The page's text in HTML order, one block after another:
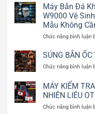
Máy Bắn Đá
W9000 Vệ
Mẫu Không
Chức năng bình luận
SÚNG BẮN ỐC
Chức năng bình luận
MÁY KIỂM
NHIÊN LIÊU
Chức năng bình luận